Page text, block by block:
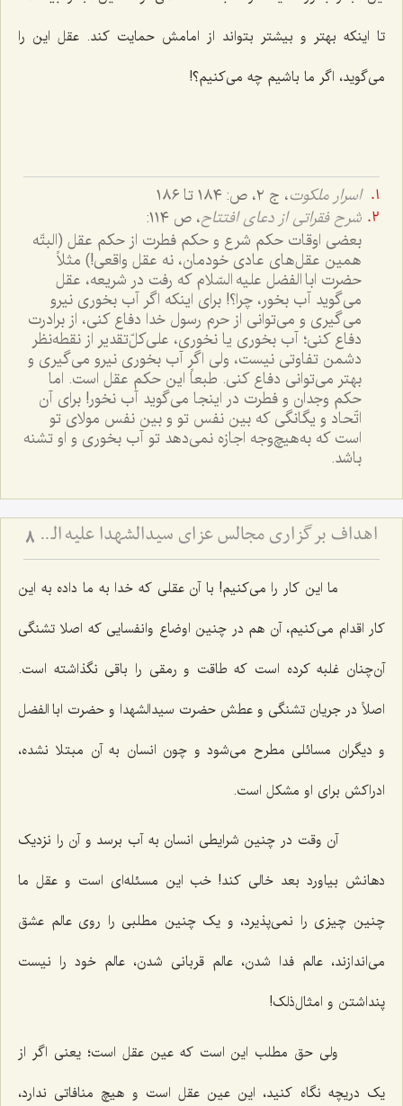
تا اینکه بهتر و بیشتر بتواند از امامش حمایت کند. عقل این را
می‌گوید، اگر ما باشیم چه می‌کنیم؟!
اسرار ملکوت، ج ٢، ص: ١٨٤ تا ١٨٦
شرح فقراتی از دعای افتتاح، ص ١١٤:
بعضی اوقات حکم شرع و حکم فطرت از حکم عقل (البتّه
همین عقل‌های عادی خودمان، نه عقل واقعی!) مثلاً
حضرت ابا الفضل علیه السّلام که رفت در شریعه، عقل
می‌گوید آب بخور، چرا؟! برای اینکه اگر آب بخوری نیرو
می‌گیری و می‌توانی از حرم رسول خدا دفاع کنی، از برادرت
دفاع کنی؛ آب بخوری یا نخوری، علی‌کلّ‌تقدیر از نقطه‌نظر
دشمن تفاوتی نیست، ولی اگر آب بخوری نیرو می‌گیری و
بهتر می‌توانی دفاع کنی. طبعاً این حکم عقل است. اما
حکم وجدان و فطرت در اینجا می‌گوید آب نخور! برای آن
اتّحاد و یگانگی که بین نفس تو و بین نفس مولای تو
است که به‌هیچ‌وجه اجازه نمی‌دهد تو آب بخوری و او تشنه
باشد.
اهداف برگزاری مجالس عزای سیدالشهدا علیه السّلام 8
ما این کار را می‌کنیم! با آن عقلی که خدا به ما داده به این
کار اقدام می‌کنیم، آن هم در چنین اوضاع وانفسایی که اصلا تشنگی
آن‌چنان غلبه کرده است که طاقت و رمقی را باقی نگذاشته است.
اصلاً در جریان تشنگی و عطش حضرت سیدالشهدا و حضرت ابا الفضل
و دیگران مسائلی مطرح می‌شود و چون انسان به آن مبتلا نشده،
ادراکش برای او مشکل است.
آن وقت در چنین شرایطی انسان به آب برسد و آن را نزدیک
دهانش بیاورد بعد خالی کند! خب این مسئله‌ای است و عقل ما
چنین چیزی را نمی‌پذیرد، و یک چنین مطلبی را روی عالم عشق
می‌اندازند، عالم فدا شدن، عالم قربانی شدن، عالم خود را نیست
پنداشتن و امثال‌ذلک!
ولی حق مطلب این است که عین عقل است؛ یعنی اگر از
یک دریچه نگاه کنید، این عین عقل است و هیچ منافاتی ندارد،